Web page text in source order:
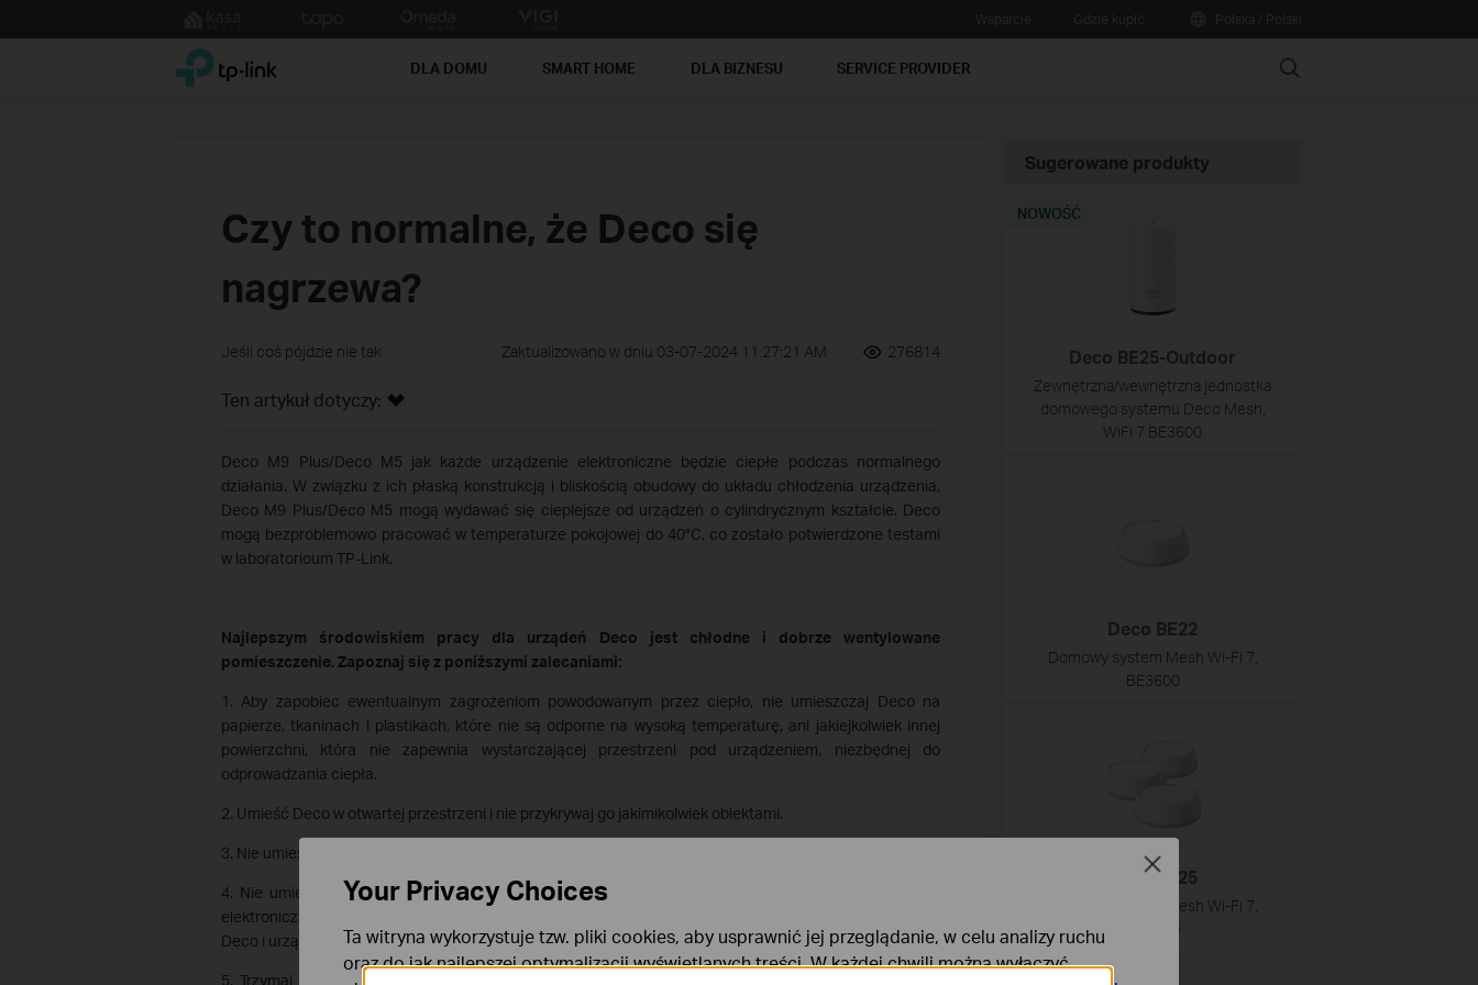
to
TP-Link, Reliably Smart DLA DOMU SMART HOME DLA BIZNESU SERVICE PROVIDER Search
Czy to normalne, że Deco się
nagrzewa?
Jeśli coś pójdzie nie tak Zaktualizowano w dniu 03-07-2024 11:27:21 AM 276814
Ten artykuł dotyczy:
Deco M9 Plus/Deco M5 jak każde urządzenie elektroniczne będzie ciepłe podczas normalnego
działania. W związku z ich płaską konstrukcją i bliskością obudowy do układu chłodzenia urządzenia,
Deco M9 Plus/Deco M5 mogą wydawać się cieplejsze od urządzeń o cylindrycznym kształcie. Deco
mogą bezproblemowo pracować w temperaturze pokojowej do 40°C, co zostało potwierdzone testami
w laboratorioum TP-Link.
Najlepszym środowiskiem pracy dla urządeń Deco jest chłodne i dobrze wentylowane
pomieszczenie. Zapoznaj się z poniższymi zalecaniami:
1. Aby zapobiec ewentualnym zagrożeniom powodowanym przez ciepło, nie umieszczaj Deco na
papierze, tkaninach i plastikach, które nie są odporne na wysoką temperaturę, ani jakiejkolwiek innej
powierzchni, która nie zapewnia wystarczającej przestrzeni pod urządzeniem, niezbędnej do
odprowadzania ciepła.
2. Umieść Deco w otwartej przestrzeni i nie przykrywaj go jakimikolwiek obiektami.
3. Nie umieszczaj Deco w zamkniętych i niewentylowanych miejscach.
4. Nie umieszczaj Deco na jakichkolwiek działających urządzeniach. Umieszczenie na sobie dwóch
elektronicznych urządzeń znacząco zwiększa otaczającą je temperaturę, co jest złym czynnikiem dla
Deco i urządzenia znajdującego się pod nim.
5. Trzymaj urządzenia Deco z dala od źródeł ciepła (takich jak kominki oraz grzejniki) i nadmiernej
Sugerowane produkty
Deco BE25-Outdoor
Zewnętrzna/wewnętrzna jednostka
domowego systemu Deco Mesh,
WiFi 7 BE3600
NOWOŚĆ
Deco BE22
Domowy system Mesh Wi‑Fi 7,
BE3600
Deco BE25
Domowy system Mesh Wi‑Fi 7,
Your Privacy Choices
Ta witryna wykorzystuje tzw. pliki cookies, aby usprawnić jej przeglądanie, w celu analizy ruchu
oraz do jak najlepszej optymalizacji wyświetlanych treści. W każdej chwili można wyłączyć
Close